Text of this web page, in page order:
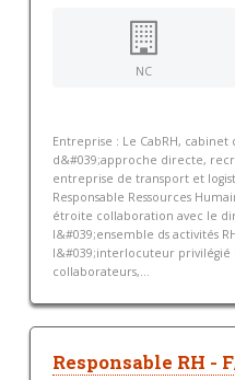
NC
Entreprise : Le CabRH,
d&#039;approche directe,
entreprise de transport et
Responsable Ressources
étroite collaboration avec le
l&#039;ensemble ds activités
l&#039;interlocuteur privilégié
collaborateurs,...
Responsable RH -